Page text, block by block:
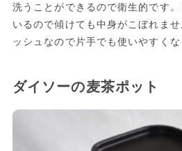
洗うことができるので衛生的です
いるので傾けても中身がこぼれま
ッシュなので片手でも使いやすくな
ダイソーの麦茶ポット